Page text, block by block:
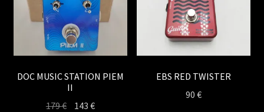
DOC MUSIC STATION PIEM
II
179€ Le143 €Le
EBS RED TWISTER
90€